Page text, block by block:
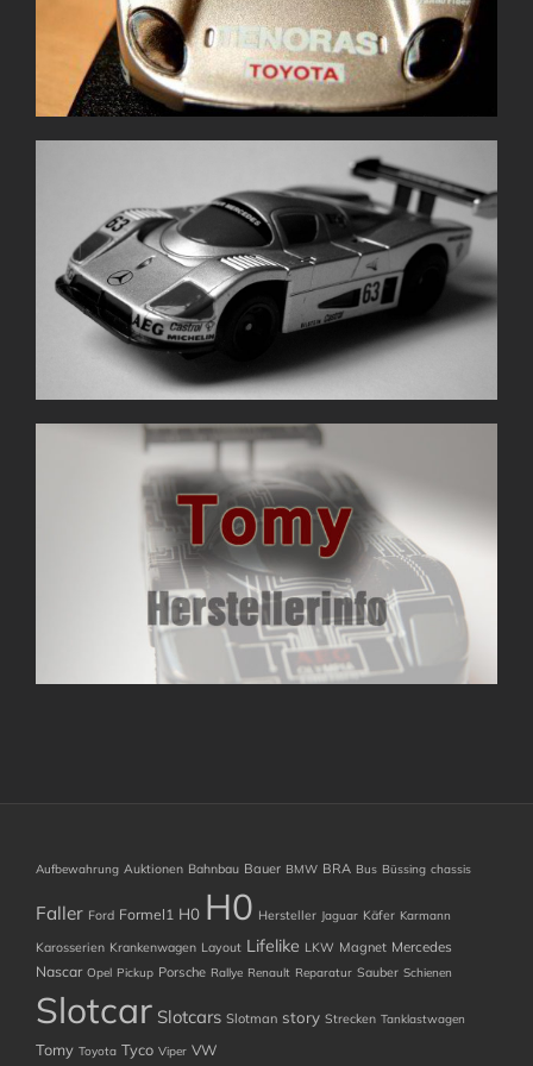
Aufbewahrung Auktionen Bahnbau Bauer BMW BRA Bus Büssing chassis
Faller Ford Formel1 H0 H0 Hersteller Jaguar Käfer Karmann
Karosserien Krankenwagen Layout Lifelike LKW Magnet Mercedes
Nascar Opel Pickup Porsche Rallye Renault Reparatur Sauber Schienen
Slotcar Slotcars Slotman story Strecken Tanklastwagen
Tomy Toyota Tyco Viper VW